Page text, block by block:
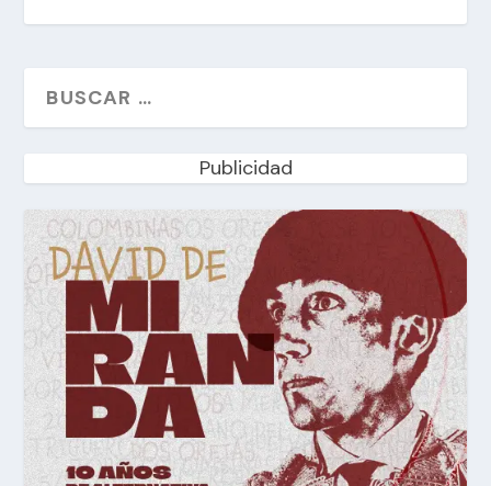
Publicidad